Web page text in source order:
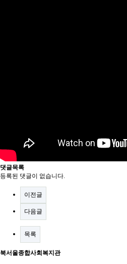
댓글목록
등록된 댓글이 없습니다.
이전글
다음글
목록
북서울종합사회복지관